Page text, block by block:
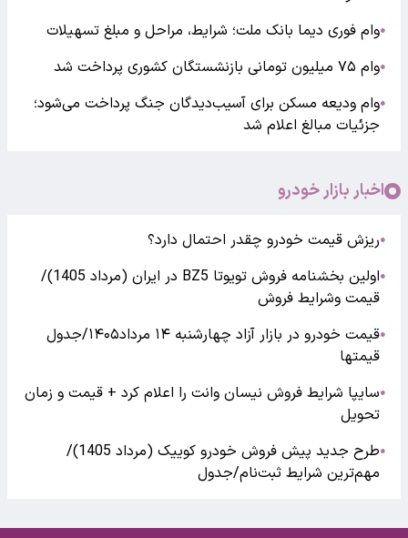
●وام فوری دیما بانک ملت؛ شرایط، مراحل و مبلغ تسهیلات
●وام ۷۵ میلیون تومانی بازنشستگان کشوری پرداخت شد
●وام ودیعه مسکن برای آسیب‌دیدگان جنگ پرداخت می‌شود؛
جزئیات مبالغ اعلام شد
اخبار بازار خودرو
●ریزش قیمت خودرو چقدر احتمال دارد؟
●
اولین بخشنامه فروش تویوتا BZ5 در ایران (مرداد 1405)/
قیمت وشرایط فروش
●
قیمت خودرو در بازار آزاد چهارشنبه ۱۴ مرداد۱۴۰۵/جدول
قیمتها
●سایپا شرایط فروش نیسان وانت را اعلام کرد + قیمت و زمان
تحویل
●
طرح جدید پیش فروش خودرو کوییک (مرداد 1405)/
مهم‌ترین شرایط ثبت‌نام/جدول